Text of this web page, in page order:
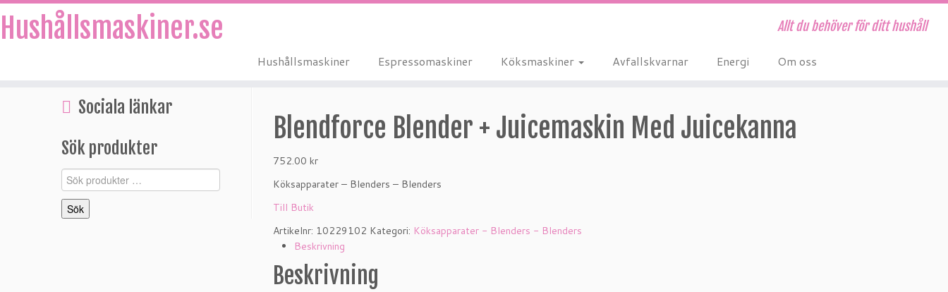
Hushållsmaskiner.se Allt du behöver för ditt hushåll
Hushållsmaskiner Espressomaskiner Köksmaskiner Avfallskvarnar Energi Om oss
Sociala länkar
Sök produkter
Sök
efter:
Sök
Blendforce Blender + Juicemaskin Med Juicekanna
752.00 kr
Köksapparater – Blenders – Blenders
Till Butik
Artikelnr: 10229102 Kategori: Köksapparater - Blenders - Blenders
Beskrivning
Beskrivning